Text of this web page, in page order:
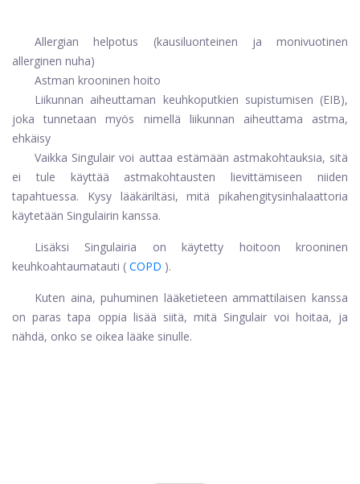
Allergian helpotus (kausiluonteinen ja monivuotinen
allerginen nuha)
Astman krooninen hoito
Liikunnan aiheuttaman keuhkoputkien supistumisen (EIB),
joka tunnetaan myös nimellä liikunnan aiheuttama astma,
ehkäisy
Vaikka Singulair voi auttaa estämään astmakohtauksia, sitä
ei tule käyttää astmakohtausten lievittämiseen niiden
tapahtuessa. Kysy lääkäriltäsi, mitä pikahengitysinhalaattoria
käytetään Singulairin kanssa.
Lisäksi Singulairia on käytetty hoitoon
krooninen
keuhkoahtaumatauti ( COPD ).
Kuten aina, puhuminen lääketieteen ammattilaisen kanssa
on paras tapa oppia lisää siitä, mitä Singulair voi hoitaa, ja
nähdä, onko se oikea lääke sinulle.